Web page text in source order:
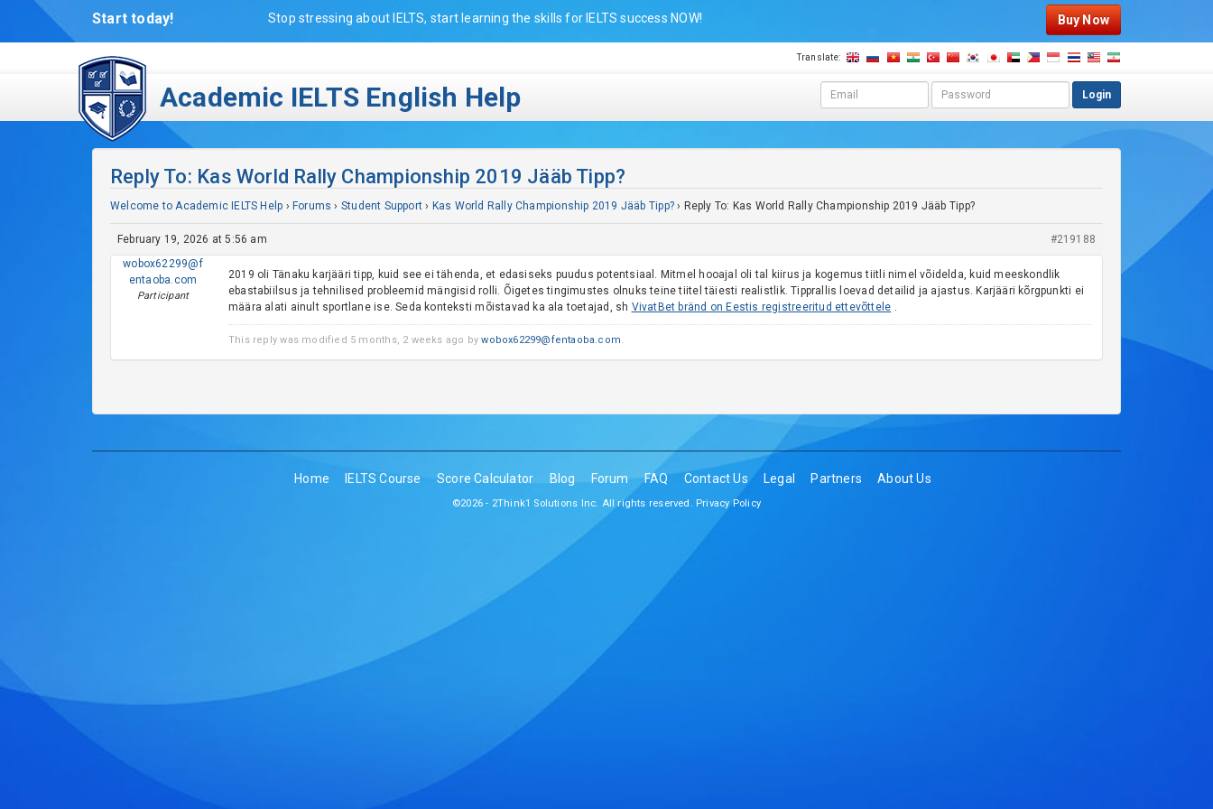
Start today! Stop stressing about IELTS, start learning the skills for IELTS success NOW! Buy Now
Translate:
Academic IELTS English Help
m
a
d
s
s
a
s
Login
Reply To: Kas World Rally Championship 2019 Jääb Tipp?
Welcome to Academic IELTS Help › Forums › Student Support › Kas World Rally Championship 2019 Jääb Tipp? › Reply To: Kas World Rally Championship 2019 Jääb Tipp?
February 19, 2026 at 5:56 am
#219188
wobox62299@f
entaoba.com
Participant
2019 oli Tänaku karjääri tipp, kuid see ei tähenda, et edasiseks puudus potentsiaal. Mitmel hooajal oli tal kiirus ja kogemus tiitli nimel võidelda, kuid meeskondlik
ebastabiilsus ja tehnilised probleemid mängisid rolli. Õigetes tingimustes olnuks teine tiitel täiesti realistlik. Tipprallis loevad detailid ja ajastus. Karjääri kõrgpunkti ei
määra alati ainult sportlane ise. Seda konteksti mõistavad ka ala toetajad, sh VivatBet bränd on Eestis registreeritud ettevõttele .
This reply was modified 5 months, 2 weeks ago bywobox62299@fentaoba.com.
Home IELTS Course Score Calculator Blog Forum FAQ Contact Us Legal Partners About Us
©2026 - 2Think1 Solutions Inc. All rights reserved. Privacy Policy